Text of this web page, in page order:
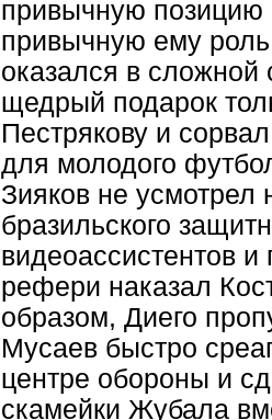
привычную позицию
привычную ему роль
оказался в сложной
щедрый подарок
Пестрякову и
для молодого
Зияков не усмотрел
бразильского
видеоассистентов
рефери наказал
образом, Диего
Мусаев быстро
центре обороны и
скамейки Жубала